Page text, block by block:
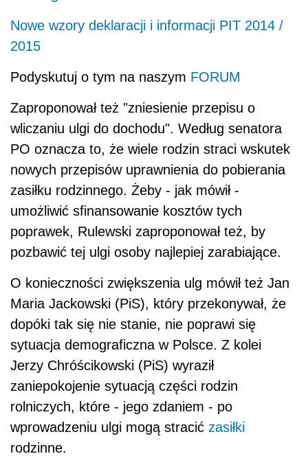
Nowe wzory deklaracji i informacji PIT 2014 /
2015
Podyskutuj o tym na naszym FORUM
Zaproponował też "zniesienie przepisu o
wliczaniu ulgi do dochodu". Według senatora
PO oznacza to, że wiele rodzin straci wskutek
nowych przepisów uprawnienia do pobierania
zasiłku rodzinnego. Żeby - jak mówił -
umożliwić sfinansowanie kosztów tych
poprawek, Rulewski zaproponował też, by
pozbawić tej ulgi osoby najlepiej zarabiające.
O konieczności zwiększenia ulg mówił też Jan
Maria Jackowski (PiS), który przekonywał, że
dopóki tak się nie stanie, nie poprawi się
sytuacja demograficzna w Polsce. Z kolei
Jerzy Chróścikowski (PiS) wyraził
zaniepokojenie sytuacją części rodzin
rolniczych, które - jego zdaniem - po
wprowadzeniu ulgi mogą stracić zasiłki
rodzinne.